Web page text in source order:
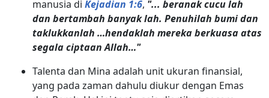
manusia di Kejadian 1:6, "... beranak cucu lah
dan bertambah banyak lah. Penuhilah bumi dan
taklukkanlah …hendaklah mereka berkuasa atas
segala ciptaan Allah…"
Talenta dan Mina adalah unit ukuran finansial,
yang pada zaman dahulu diukur dengan Emas